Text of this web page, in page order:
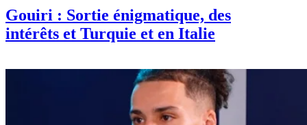
Gouiri : Sortie énigmatique, des
intérêts et Turquie et en Italie